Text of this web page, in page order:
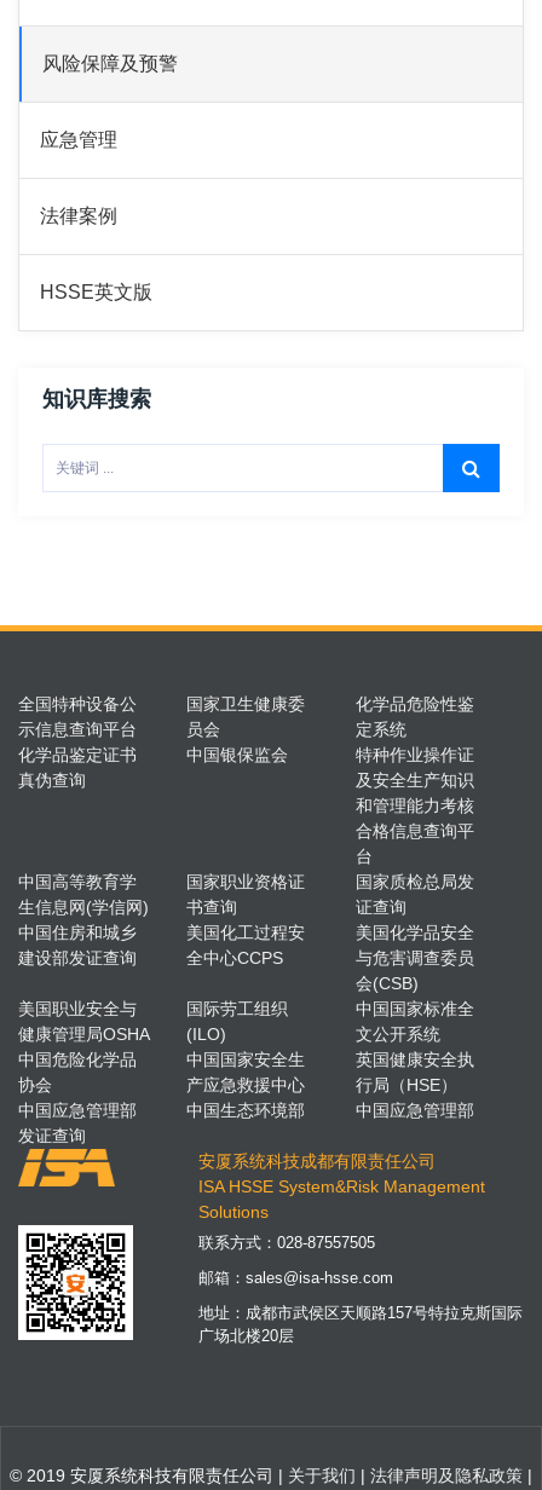
风险保障及预警
应急管理
法律案例
HSSE英文版
知识库搜索
全国特种设备公
示信息查询平台
国家卫生健康委
员会
化学品危险性鉴
定系统
化学品鉴定证书
真伪查询
中国银保监会
特种作业操作证
及安全生产知识
和管理能力考核
合格信息查询平
台
中国高等教育学
生信息网(学信网)
国家职业资格证
书查询
国家质检总局发
证查询
中国住房和城乡
建设部发证查询
美国化工过程安
全中心CCPS
美国化学品安全
与危害调查委员
会(CSB)
美国职业安全与
健康管理局OSHA
国际劳工组织
(ILO)
中国国家标准全
文公开系统
中国危险化学品
协会
中国国家安全生
产应急救援中心
英国健康安全执
行局（HSE）
中国应急管理部
发证查询
中国生态环境部 中国应急管理部
安厦系统科技成都有限责任公司
ISA HSSE System&Risk Management
Solutions
联系方式：028-87557505
邮箱：sales@isa-hsse.com
地址：成都市武侯区天顺路157号特拉克斯国际
广场北楼20层
© 2019 安厦系统科技有限责任公司 | 关于我们 | 法律声明及隐私政策 |